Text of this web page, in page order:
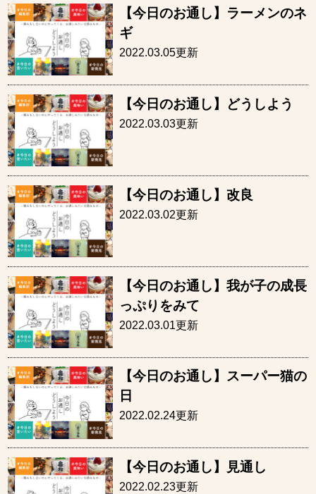
【今日のお通し】ラーメンのネ
ギ
2022.03.05更新
【今日のお通し】どうしよう
2022.03.03更新
【今日のお通し】改良
2022.03.02更新
【今日のお通し】我が子の成長
っぷりをみて
2022.03.01更新
【今日のお通し】スーパー猫の
日
2022.02.24更新
【今日のお通し】見通し
2022.02.23更新